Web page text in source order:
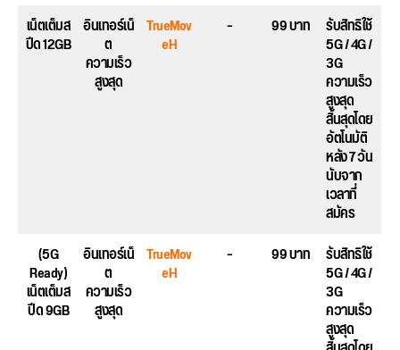
เน็ตเต็มส
ปีด 12GB
อินเทอร์เน็
ต
ความเร็ว
สูงสุด
TrueMov
eH
– 99 บาท รับสิทธิใช้
5G / 4G /
3G
ความเร็ว
สูงสุด
สิ้นสุดโดย
อัตโนมัติ
หลัง 7 วัน
นับจาก
เวลาที่
สมัคร
(5G
Ready)
เน็ตเต็มส
ปีด 9GB
อินเทอร์เน็
ต
ความเร็ว
สูงสุด
TrueMov
eH
– 99 บาท รับสิทธิใช้
5G / 4G /
3G
ความเร็ว
สูงสุด